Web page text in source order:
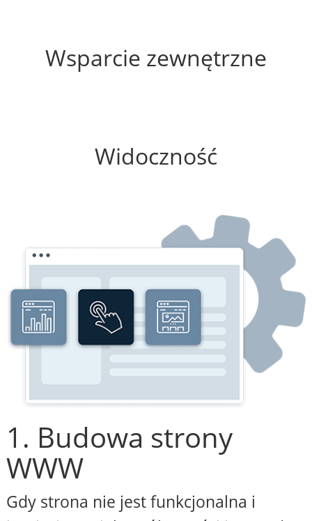
Wsparcie zewnętrzne
Widoczność
1. Budowa strony
WWW
Gdy strona nie jest funkcjonalna i